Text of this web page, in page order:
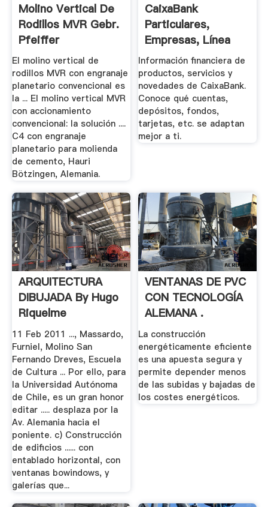
Molino Vertical De
Rodillos MVR Gebr.
Pfeiffer
El molino vertical de
rodillos MVR con engranaje
planetario convencional es
la ... El molino vertical MVR
con accionamiento
convencional: la solución ....
C4 con engranaje
planetario para molienda
de cemento, Hauri
Bötzingen, Alemania.
CaixaBank
Particulares,
Empresas, Línea
Abierta | "la.
Información financiera de
productos, servicios y
novedades de CaixaBank.
Conoce qué cuentas,
depósitos, fondos,
tarjetas, etc. se adaptan
mejor a ti.
ARQUITECTURA
DIBUJADA By Hugo
Riquelme
11 Feb 2011 ..., Massardo,
Furniel, Molino San
Fernando Dreves, Escuela
de Cultura ... Por ello, para
la Universidad Autónoma
de Chile, es un gran honor
editar ..... desplaza por la
Av. Alemania hacia el
poniente. c) Construcción
de edificios ...... con
entablado horizontal, con
ventanas bowindows, y
galerías que...
VENTANAS DE PVC
CON TECNOLOGÍA
ALEMANA .
La construcción
energéticamente eficiente
es una apuesta segura y
permite depender menos
de las subidas y bajadas de
los costes energéticos.